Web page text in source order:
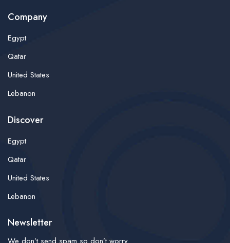
Company
Egypt
Qatar
United States
Lebanon
Discover
Egypt
Qatar
United States
Lebanon
Newsletter